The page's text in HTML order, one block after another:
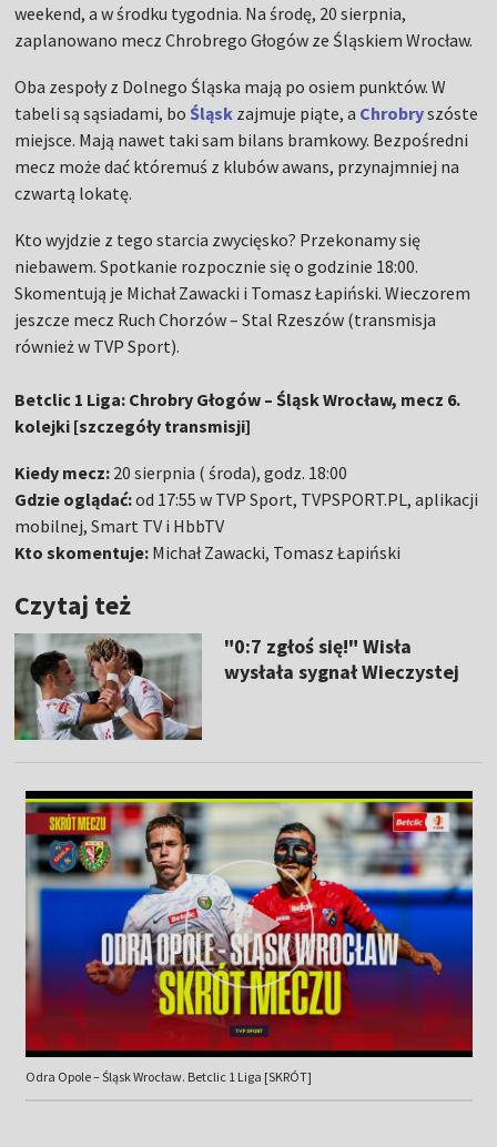
weekend, a w środku tygodnia. Na środę, 20 sierpnia,
zaplanowano mecz Chrobrego Głogów ze Śląskiem Wrocław.
Oba zespoły z Dolnego Śląska mają po osiem punktów. W
tabeli są sąsiadami, boŚląsk zajmuje piąte, a Chrobryszóste
miejsce. Mają nawet taki sam bilans bramkowy. Bezpośredni
mecz może dać któremuś z klubów awans, przynajmniej na
czwartą lokatę.
Kto wyjdzie z tego starcia zwycięsko? Przekonamy się
niebawem. Spotkanie rozpocznie się o godzinie 18:00.
Skomentują je Michał Zawacki i Tomasz Łapiński. Wieczorem
jeszcze mecz Ruch Chorzów – Stal Rzeszów (transmisja
również w TVP Sport).
Betclic 1 Liga: Chrobry Głogów – Śląsk Wrocław, mecz 6.
kolejki [szczegóły transmisji]
Kiedy mecz: 20 sierpnia ( środa), godz. 18:00
Gdzie oglądać:od 17:55 w TVP Sport, TVPSPORT.PL, aplikacji
mobilnej, Smart TV i HbbTV
Kto skomentuje: Michał Zawacki, Tomasz Łapiński
Czytaj też
"0:7 zgłoś się!" Wisła
wysłała sygnał Wieczystej
Odra Opole – Śląsk Wrocław. Betclic 1 Liga [SKRÓT]